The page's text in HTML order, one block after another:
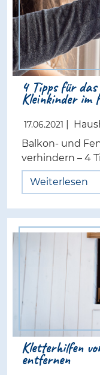
4 Tipps für
Kleinkinder im
17.06.2021
Balkon- und
verhindern – 4
Weiterlesen
Kletterhilfen
entfernen